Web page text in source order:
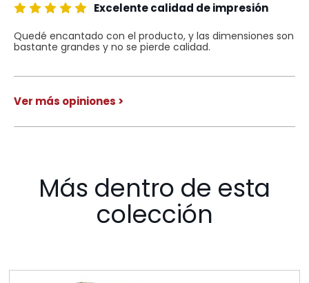
Excelente calidad de impresión
Quedé encantado con el producto, y las dimensiones son
bastante grandes y no se pierde calidad.
Ver más opiniones >
Más dentro de esta
colección